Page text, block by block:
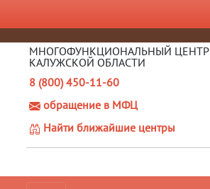
МНОГОФУНКЦИОНАЛЬНЫЙ ЦЕНТР
КАЛУЖСКОЙ ОБЛАСТИ
8 (800) 450-11-60
обращение в МФЦ
Найти ближайшие центры